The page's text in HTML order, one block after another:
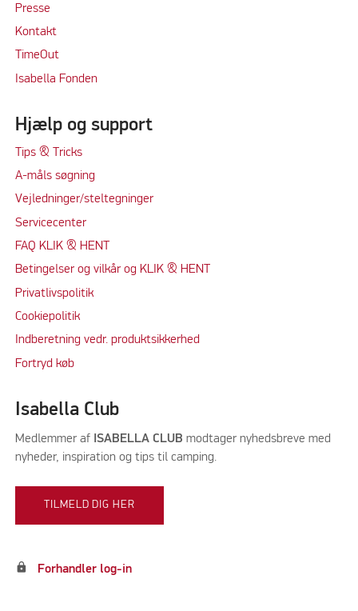
Presse
Kontakt
TimeOut
Isabella Fonden
Hjælp og support
Tips & Tricks
A-måls søgning
Vejledninger/steltegninger
Servicecenter
FAQ KLIK & HENT
Betingelser og vilkår og KLIK & HENT
Privatlivspolitik
Cookiepolitik
Indberetning vedr. produktsikkerhed
Fortryd køb
Isabella Club
Medlemmer afISABELLA CLUB modtager nyhedsbreve med
nyheder, inspiration og tips til camping.
TILMELD DIG HER
lock Forhandler log-in